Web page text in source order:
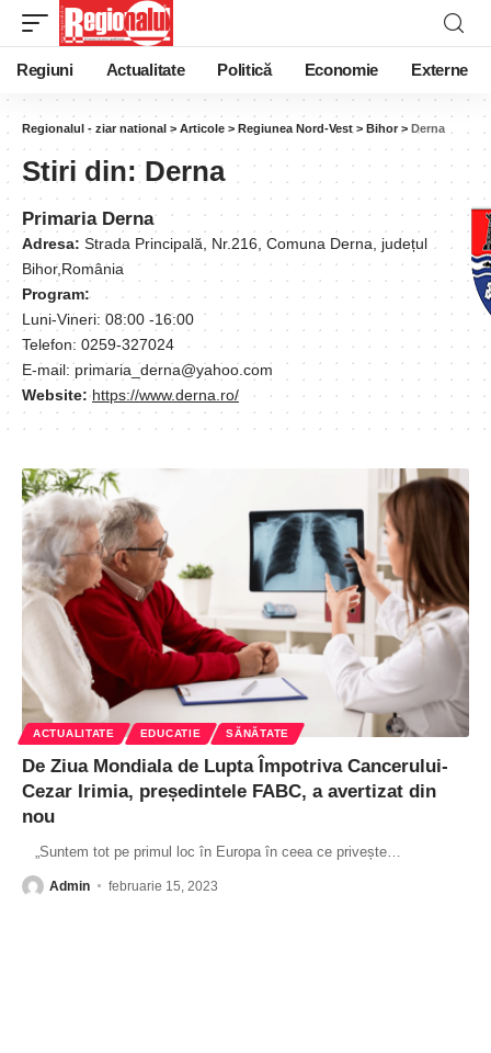
Regiuni Actualitate Politică Economie Externe
Regionalul - ziar national > Articole > Regiunea Nord-Vest > Bihor > Derna
Stiri din:Derna
Primaria Derna
Adresa: Strada Principală, Nr.216, Comuna Derna, județul
Bihor,România
Program:
Luni-Vineri: 08:00 -16:00
Telefon: 0259-327024
E-mail: primaria_derna@yahoo.com
Website: https://www.derna.ro/
ACTUALITATE EDUCATIE SĂNĂTATE
De Ziua Mondiala de Lupta Împotriva Cancerului-
Cezar Irimia, președintele FABC, a avertizat din
nou
„Suntem tot pe primul loc în Europa în ceea ce privește
Admin februarie 15, 2023